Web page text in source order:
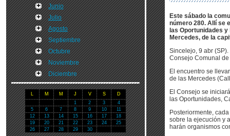
Junio
Julio
Agosto
Septiembre
Octubre
Noviembre
Diciembre
L M M J V S
D
1
2 3
4
5
6 7 8 9 10
11
12
13 14 15 16 17
18
19
20 21 22 23 24
25
26
27 28 29 30
Este sábado la
número 280. Allí se
las Oportunidades
Mercedes, de la
Sincelejo, 9 abr
Consejo Comunal
El encuentro se
de las Mercedes
El Consejo se
las Oportunidades,
Posteriormente,
sobre la ejecución y
harán organismos